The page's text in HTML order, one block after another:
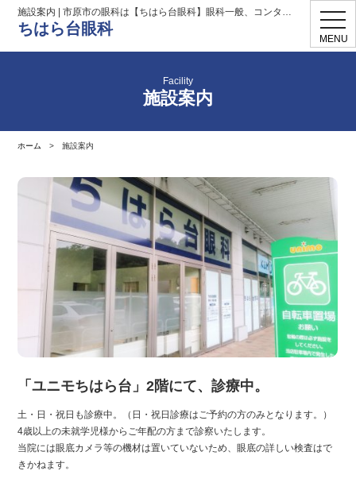
MENU
施設案内 | 市原市の眼科は【ちはら台眼科】眼科一般、コンタクト処方
ちはら台眼科
Facility
施設案内
ホーム > 施設案内
「ユニモちはら台」2階にて、診療中。
土・日・祝日も診療中。（日・祝日診療はご予約の方のみとなります。）
4歳以上の未就学児様からご年配の方まで診察いたします。
当院には眼底カメラ等の機材は置いていないため、眼底の詳しい検査はで
きかねます。